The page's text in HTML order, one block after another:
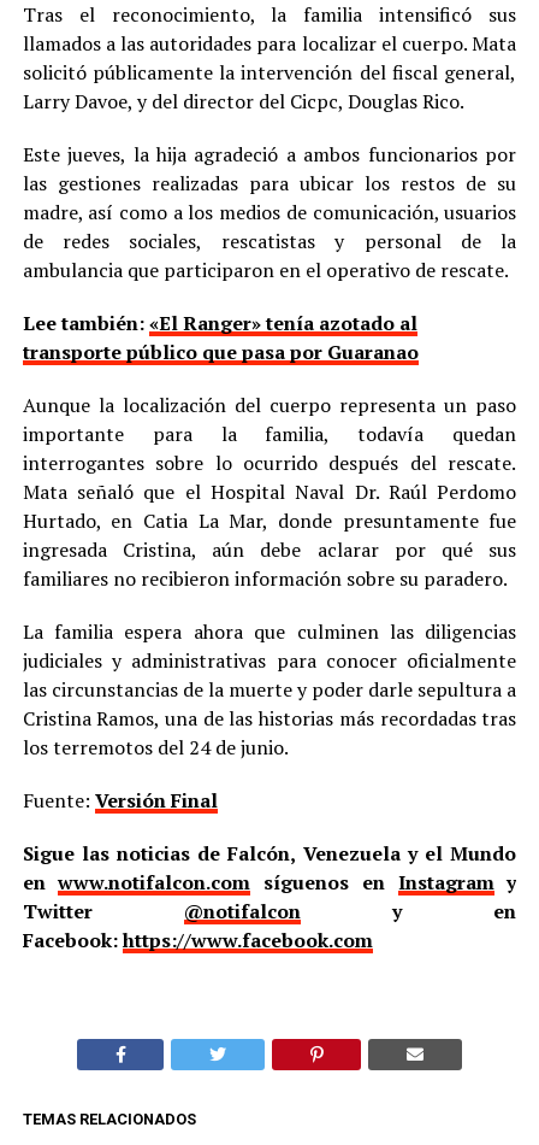
Tras el reconocimiento, la familia intensificó sus
llamados a las autoridades para localizar el cuerpo. Mata
solicitó públicamente la intervención del fiscal general,
Larry Davoe, y del director del Cicpc, Douglas Rico.
Este jueves, la hija agradeció a ambos funcionarios por
las gestiones realizadas para ubicar los restos de su
madre, así como a los medios de comunicación, usuarios
de redes sociales, rescatistas y personal de la
ambulancia que participaron en el operativo de rescate.
Lee también:«El Ranger» tenía azotado al
transporte público que pasa por Guaranao
Aunque la localización del cuerpo representa un paso
importante para la familia, todavía quedan
interrogantes sobre lo ocurrido después del rescate.
Mata señaló que el Hospital Naval Dr. Raúl Perdomo
Hurtado, en Catia La Mar, donde presuntamente fue
ingresada Cristina, aún debe aclarar por qué sus
familiares no recibieron información sobre su paradero.
La familia espera ahora que culminen las diligencias
judiciales y administrativas para conocer oficialmente
las circunstancias de la muerte y poder darle sepultura a
Cristina Ramos, una de las historias más recordadas tras
los terremotos del 24 de junio.
Fuente: Versión Final
Sigue las noticias de Falcón, Venezuela y el Mundo
enwww.notifalcon.com síguenos en Instagramy
Twitter @notifalcony en
Facebook:https://www.facebook.com
TEMAS RELACIONADOS